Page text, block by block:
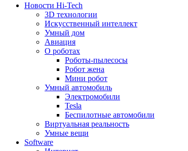
Новости Hi-Tech
3D технологии
Искусственный интеллект
Умный дом
Авиация
О роботах
Роботы-пылесосы
Робот жена
Мини робот
Умный автомобиль
Электромобили
Tesla
Беспилотные автомобили
Виртуальная реальность
Умные вещи
Software